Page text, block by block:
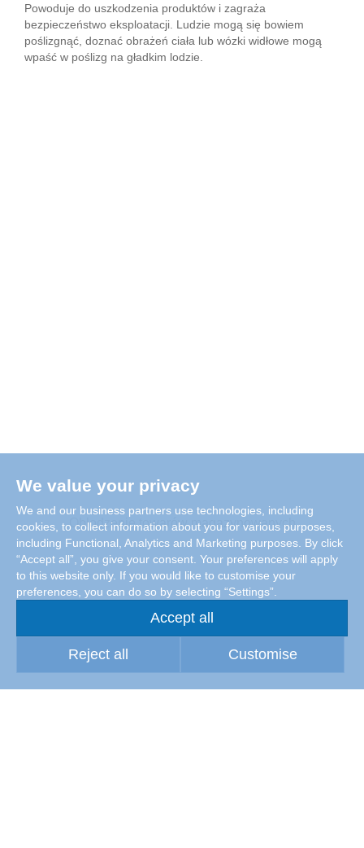
Powoduje do uszkodzenia produktów i zagraża
bezpieczeństwo eksploatacji. Ludzie mogą się bowiem
poślizgnąć, doznać obrażeń ciała lub wózki widłowe mogą
wpaść w poślizg na gładkim lodzie.
Oblodzenie towarów magazynowanych
We value your privacy
We and our business partners use technologies, including
cookies, to collect information about you for various purposes,
including Functional, Analytics and Marketing purposes. By click
“Accept all”, you give your consent. Your preferences will apply
to this website only. If you would like to customise your
preferences, you can do so by selecting “Settings”.
Accept all
Reject all Customise